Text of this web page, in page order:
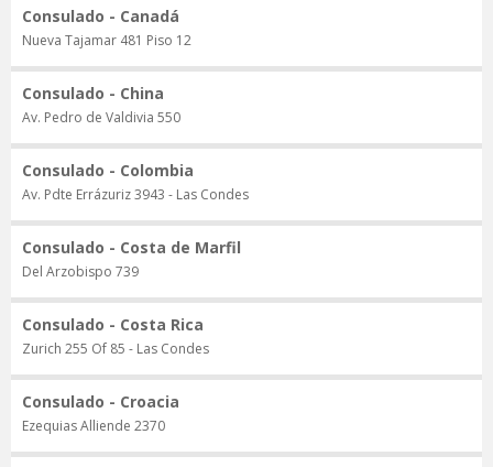
Consulado - Canadá
Nueva Tajamar 481 Piso 12
Consulado - China
Av. Pedro de Valdivia 550
Consulado - Colombia
Av. Pdte Errázuriz 3943 - Las Condes
Consulado - Costa de Marfil
Del Arzobispo 739
Consulado - Costa Rica
Zurich 255 Of 85 - Las Condes
Consulado - Croacia
Ezequias Alliende 2370